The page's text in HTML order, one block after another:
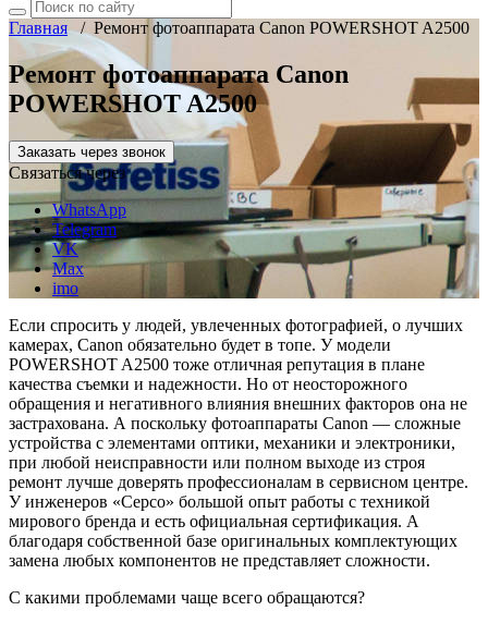
Главная/ Ремонт фотоаппарата Canon POWERSHOT A2500
Ремонт фотоаппарата Canon
POWERSHOT A2500
Заказать через звонок
Связаться через
WhatsApp
Telegram
VK
Max
imo
Если спросить у людей, увлеченных фотографией, о лучших
камерах, Canon обязательно будет в топе. У модели
POWERSHOT A2500 тоже отличная репутация в плане
качества съемки и надежности. Но от неосторожного
обращения и негативного влияния внешних факторов она не
застрахована. А поскольку фотоаппараты Canon — сложные
устройства с элементами оптики, механики и электроники,
при любой неисправности или полном выходе из строя
ремонт лучше доверять профессионалам в сервисном центре.
У инженеров «Серсо» большой опыт работы с техникой
мирового бренда и есть официальная сертификация. А
благодаря собственной базе оригинальных комплектующих
замена любых компонентов не представляет сложности.
С какими проблемами чаще всего обращаются?